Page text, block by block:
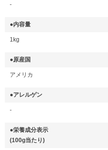
-
●内容量
1kg
●原産国
アメリカ
●アレルゲン
-
●栄養成分表示
(100g当たり)